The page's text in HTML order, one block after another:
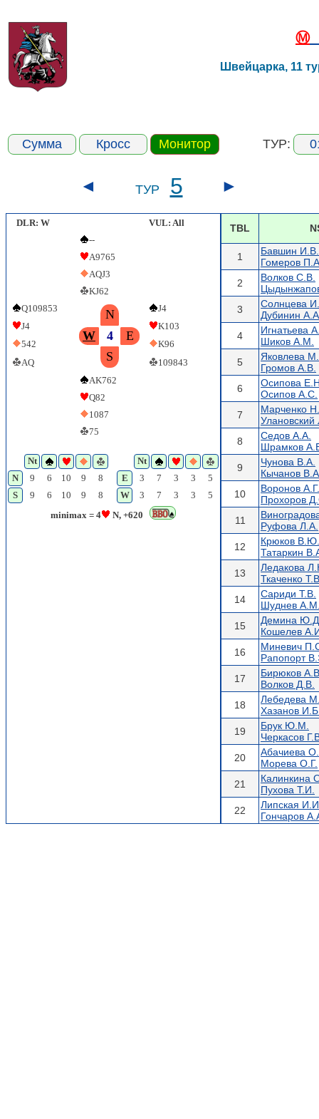
Ⓜ
Швейцарка, 11
Сумма Кросс Монитор ТУР:
◄ ТУР 5 ►
DLR: W
VUL: All
--
A9765
AQJ3
KJ62
Q109853
N
W
4
E
S
J4
J4
K103
542
K96
AQ
109843
AK762
Q82
1087
75
Nt
Nt
N
9 6 10 9 8 E 3 7 3 3
5
S
9 6 10 9 8 W 3 7 3 3
5
minimax = 4
N, +620
TBL
1
Бавшин И.В.
Гомеров
2
Волков С.В.
3
Солнцева
Дубинин
4
Игнатьева
Шиков А.М.
5
Яковлева
Громов А.В.
6
Осипова
Осипов А.С.
7
Марченко
8
Седов А.А.
Шрамков
9
Чунова В.А.
Кычанов
10
Воронов А.Г.
Прохоров
11
Руфова Л.А.
12
Крюков В.Ю.
Татаркин
13
Ледакова
Ткаченко
14
Сариди Т.В.
Шуднев
15
Демина
Кошелев
16
Миневич
Рапопорт
17
Бирюков
Волков Д.В.
18
Лебедева
Хазанов
19
Брук Ю.М.
Черкасов
20
Абачиева
Морева О.Г.
21
Калинкина
Пухова Т.И.
22
Липская
Гончаров